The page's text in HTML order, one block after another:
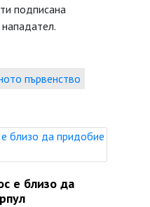
подписана
първенство
е близо да